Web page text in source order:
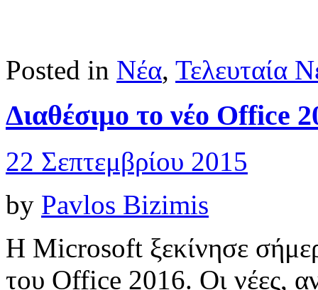
Posted in Νέα, Τελευταία
Διαθέσιμο το νέο Office
22 Σεπτεμβρίου 2015
by Pavlos Bizimis
Η Microsoft ξεκίνησε
του Office 2016. Οι νέες,